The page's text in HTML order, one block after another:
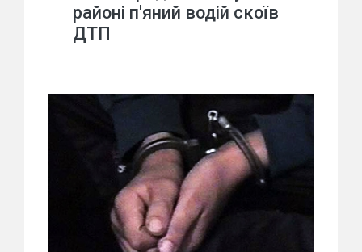
районі п'яний водій скоїв
ДТП